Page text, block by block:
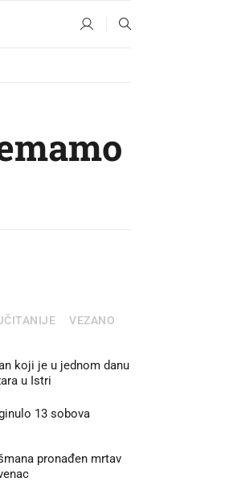
VEZANO
koji je u jednom danu
u Istri
13 sobova
pronađen mrtav